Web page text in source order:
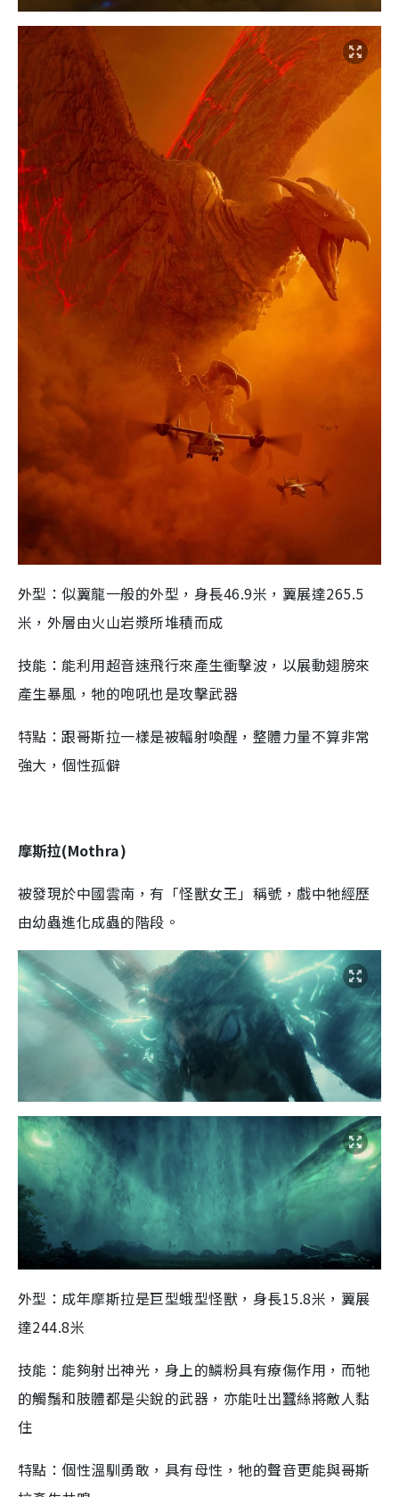
外型：似翼龍一般的外型，身長46.9米，翼展達265.5
米，外層由火山岩漿所堆積而成
技能：能利用超音速飛行來產生衝擊波，以展動翅膀來
產生暴風，牠的咆吼也是攻擊武器
特點：跟哥斯拉一樣是被輻射喚醒，整體力量不算非常
強大，個性孤僻
摩斯拉(Mothra)
被發現於中國雲南，有「怪獸女王」稱號，戲中牠經歷
由幼蟲進化成蟲的階段。
外型：成年摩斯拉是巨型蛾型怪獸，身長15.8米，翼展
達244.8米
技能：能夠射出神光，身上的鱗粉具有療傷作用，而牠
的觸鬚和肢體都是尖銳的武器，亦能吐出蠶絲將敵人黏
住
特點：個性溫馴勇敢，具有母性，牠的聲音更能與哥斯